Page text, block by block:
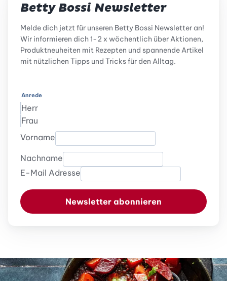
Betty Bossi Newsletter
Melde dich jetzt für unseren Betty Bossi Newsletter an!
Wir informieren dich 1-2 x wöchentlich über Aktionen,
Produktneuheiten mit Rezepten und spannende Artikel
mit nützlichen Tipps und Tricks für den Alltag.
Anrede
Herr
Frau
Vorname
Nachname
E-Mail Adresse
Newsletter abonnieren